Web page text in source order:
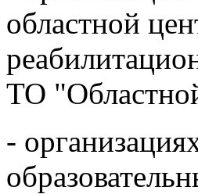
-
областной
ТО
-